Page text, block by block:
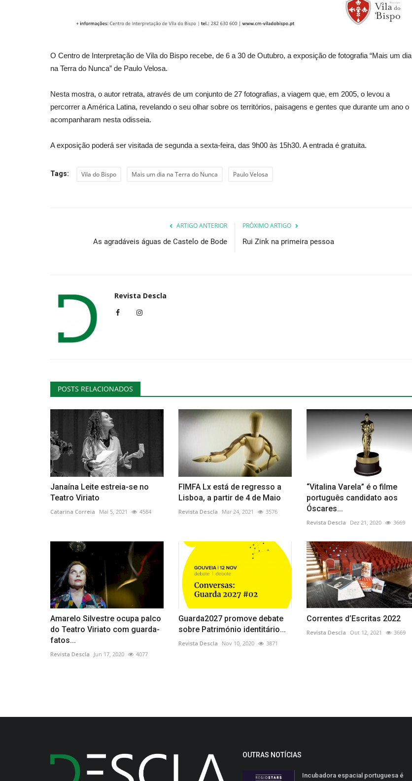
O Centro de Interpretação de Vila do Bispo recebe, de 6 a 30 de Outubro, a exposição de fotografia “Mais um dia
na Terra do Nunca” de Paulo Velosa.
Nesta mostra, o autor retrata, através de um conjunto de 27 fotografias, a viagem que, em 2005, o levou a
percorrer a América Latina, revelando o seu olhar sobre os territórios, paisagens e gentes que durante um ano o
acompanharam nesta odisseia.
A exposição poderá ser visitada de segunda a sexta-feira, das 9h00 às 15h30. A entrada é gratuita.
Tags: Vila do Bispo Mais um dia na Terra do Nunca Paulo Velosa
ARTIGO ANTERIOR
As agradáveis águas de Castelo de Bode
PRÓXIMO ARTIGO
Rui Zink na primeira pessoa
Revista Descla
POSTS RELACIONADOS
Janaína Leite estreia-se no
Teatro Viriato
Catarina Correia Mai 5, 2021 4584
FIMFA Lx está de regresso a
Lisboa, a partir de 4 de Maio
Revista Descla Mar 24, 2021 3576
“Vitalina Varela” é o filme
português candidato aos
Óscares...
Revista Descla Dez 21, 2020 3669
Amarelo Silvestre ocupa palco
do Teatro Viriato com guarda-
fatos...
Revista Descla Jun 17, 2020 4077
Guarda2027 promove debate
sobre Património identitário...
Revista Descla Nov 10, 2020 3871
Correntes d’Escritas 2022
Revista Descla Out 12, 2021 3669
Revista Descla Fev 17, 2023
OUTRAS NOTÍCIAS
Incubadora espacial portuguesa é